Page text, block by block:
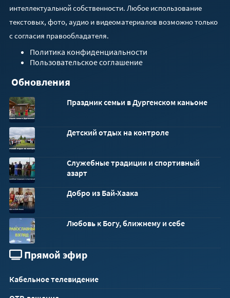
интеллектуальной собственности. Любое использование
текстовых, фото, аудио и видеоматериалов возможно только
с согласия правообладателя.
Политика конфиденциальности
Пользовательское соглашение
Обновления
Праздник семьи в Дургенском каньоне
Детский отдых на контроле
Служебные традиции и спортивный
азарт
Добро из Бай-Хаака
Любовь к Богу, ближнему и себе
Прямой эфир
Кабельное телевидение